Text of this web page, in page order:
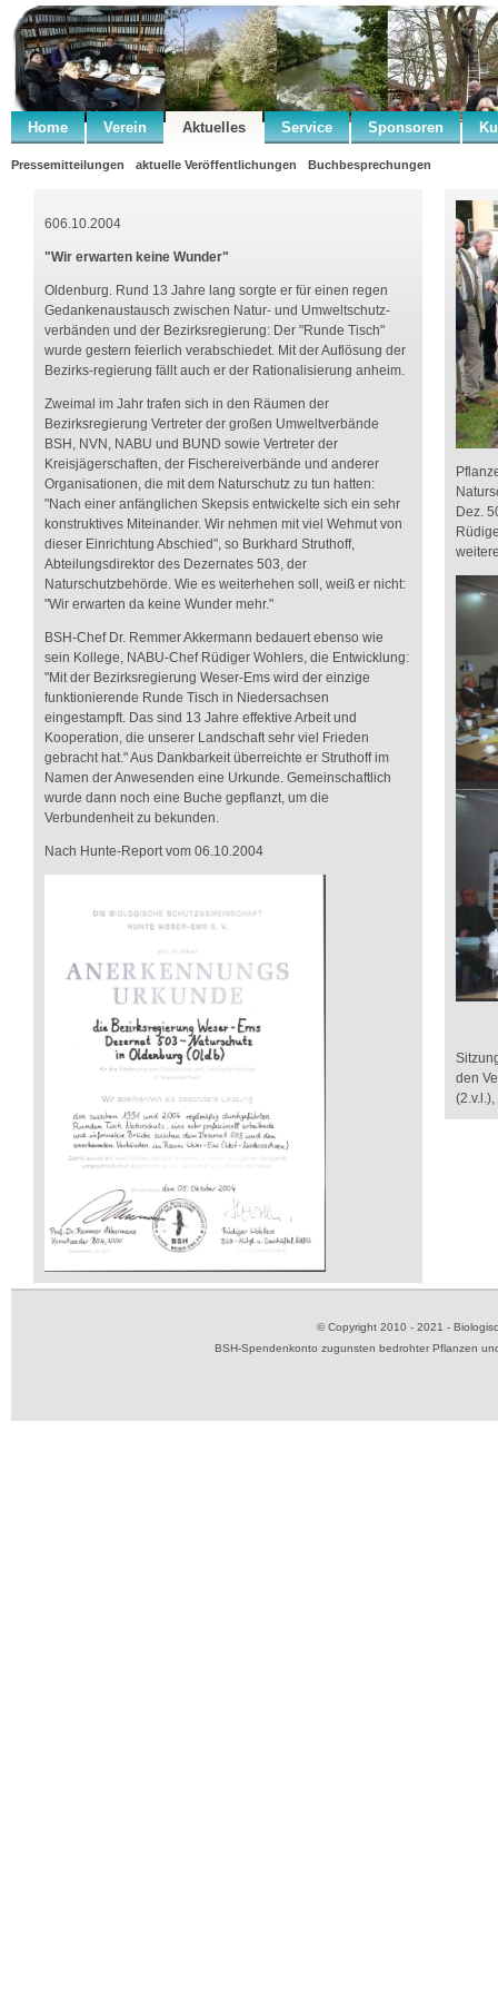
Home Verein Aktuelles Service Sponsoren
Pressemitteilungen aktuelle Veröffentlichungen Buchbesprechungen
606.10.2004
"Wir erwarten keine Wunder"
Oldenburg. Rund 13 Jahre lang sorgte er für einen regen
Gedankenaustausch zwischen Natur- und Umweltschutz-
verbänden und der Bezirksregierung: Der "Runde Tisch"
wurde gestern feierlich verabschiedet. Mit der Auflösung der
Bezirks-regierung fällt auch er der Rationalisierung anheim.
Zweimal im Jahr trafen sich in den Räumen der
Bezirksregierung Vertreter der großen Umweltverbände
BSH, NVN, NABU und BUND sowie Vertreter der
Kreisjägerschaften, der Fischereiverbände und anderer
Organisationen, die mit dem Naturschutz zu tun hatten:
"Nach einer anfänglichen Skepsis entwickelte sich ein sehr
konstruktives Miteinander. Wir nehmen mit viel Wehmut von
dieser Einrichtung Abschied", so Burkhard Struthoff,
Abteilungsdirektor des Dezernates 503, der
Naturschutzbehörde. Wie es weiterhehen soll, weiß er nicht:
"Wir erwarten da keine Wunder mehr."
BSH-Chef Dr. Remmer Akkermann bedauert ebenso wie
sein Kollege, NABU-Chef Rüdiger Wohlers, die Entwicklung:
"Mit der Bezirksregierung Weser-Ems wird der einzige
funktionierende Runde Tisch in Niedersachsen
eingestampft. Das sind 13 Jahre effektive Arbeit und
Kooperation, die unserer Landschaft sehr viel Frieden
gebracht hat." Aus Dankbarkeit überreichte er Struthoff im
Namen der Anwesenden eine Urkunde. Gemeinschaftlich
wurde dann noch eine Buche gepflanzt, um die
Verbundenheit zu bekunden.
Nach Hunte-Report vom 06.10.2004
Dez.
den
© Copyright 2010 - 2021 -
BSH-Spendenkonto zugunsten bedrohter Pflanzen